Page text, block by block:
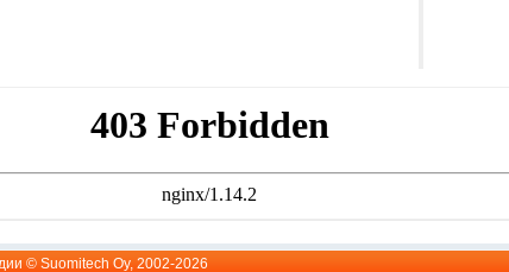
© Suomitech Oy, 2002-2026